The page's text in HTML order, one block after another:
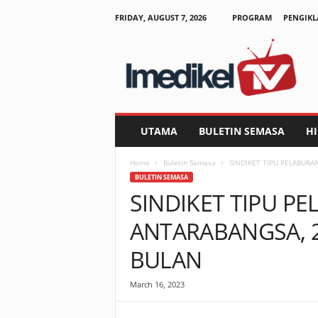
FRIDAY, AUGUST 7, 2026 PROGRAM
UTAMA BULETIN SEMASA
Home Buletin Semasa SINDIKET TIPU
BULETIN SEMASA
SINDIKET TIPU
ANTARABANGSA,
BULAN
March 16, 2023